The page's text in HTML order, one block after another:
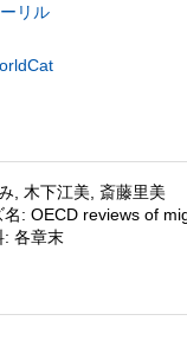
リル
, 木下江美, 斎藤里美
名: OECD reviews of
: 各章末